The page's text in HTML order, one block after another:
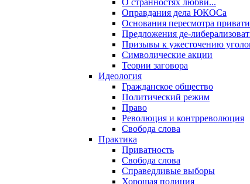
О странностях любви...
Оправдания дела ЮКОСа
Основания пересмотра
Предложения де-
Призывы к ужесточению
Символические акции
Теории заговора
Идеология
Гражданское общество
Политический режим
Право
Революция и контрреволюция
Свобода слова
Практика
Приватность
Свобода слова
Справедливые выборы
Хорошая полиция